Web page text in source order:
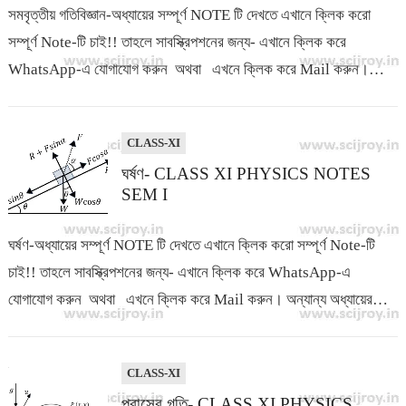
সমবৃত্তীয় গতিবিজ্ঞান-অধ্যায়ের সম্পূর্ণ NOTE টি দেখতে এখানে ক্লিক করো
সম্পূর্ণ Note-টি চাই!! তাহলে সাবস্ক্রিপশনের জন্য- এখানে ক্লিক করে
WhatsApp-এ যোগাযোগ করুন অথবা এখনে ক্লিক করে Mail করুন।
CLASS-XI
ঘর্ষণ- CLASS XI PHYSICS NOTES
SEM I
ঘর্ষণ-অধ্যায়ের সম্পূর্ণ NOTE টি দেখতে এখানে ক্লিক করো সম্পূর্ণ Note-টি
চাই!! তাহলে সাবস্ক্রিপশনের জন্য- এখানে ক্লিক করে WhatsApp-এ
যোগাযোগ করুন অথবা এখনে ক্লিক করে Mail করুন। অন্যান্য অধ্যায়ের…
CLASS-XI